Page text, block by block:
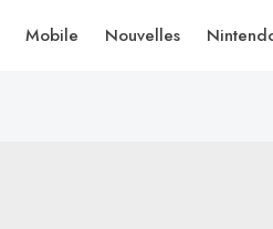
Mobile Nouvelles